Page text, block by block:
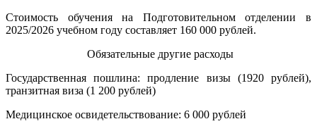
Стоимость обучения на Подготовительном отделении в
2025/2026 учебном году составляет 160 000 рублей.
Обязательные другие расходы
Государственная пошлина: продление визы (1920 рублей),
транзитная виза (1 200 рублей)
Медицинское освидетельствование: 6 000 рублей